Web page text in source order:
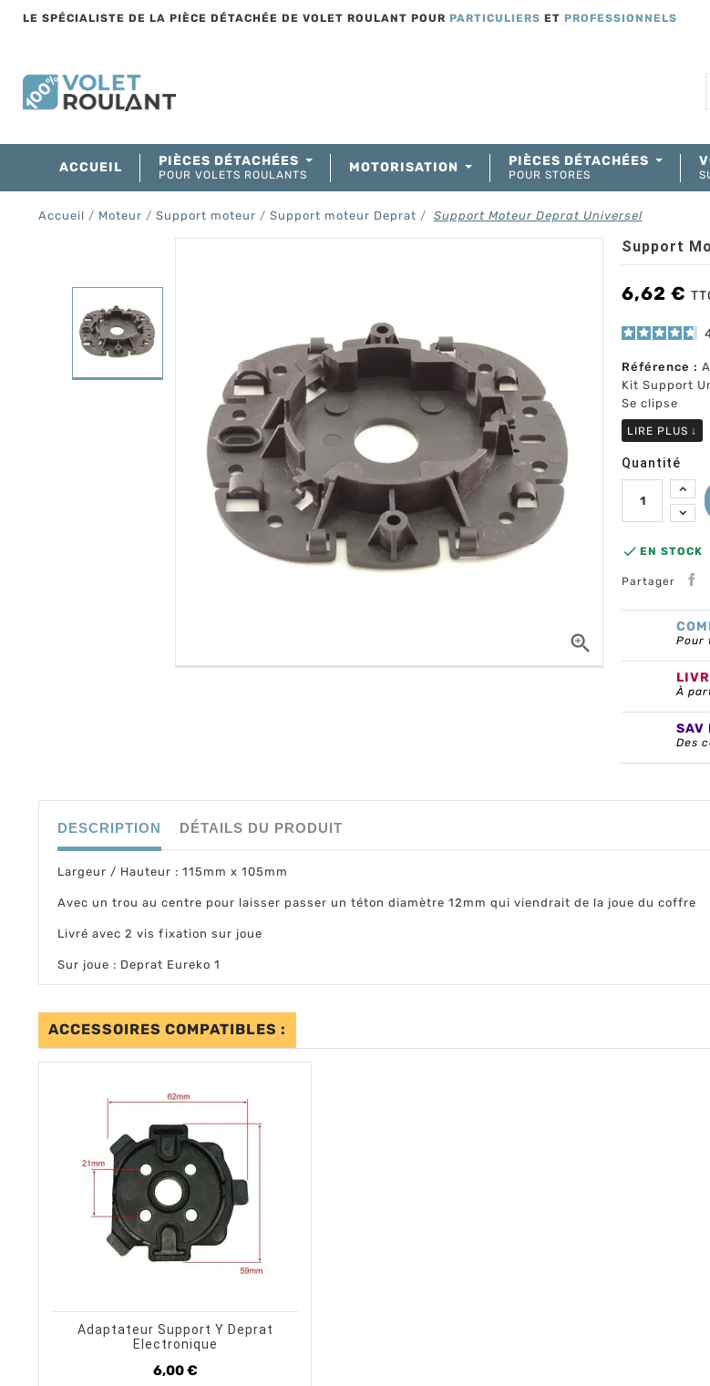
LE SPÉCIALISTE DE LA PIÈCE DÉTACHÉE DE VOLET ROULANT POUR PARTICULIERS ET PROFESSIONNELS
ACCUEIL PIÈCES DÉTACHÉES
POUR VOLETS ROULANTS MOTORISATION PIÈCES DÉTACHÉES
POUR STORES
Accueil Moteur Support moteur Support moteur Deprat Support Moteur Deprat Universel

Support
6,62 €
Référence :
Kit Support
Se clipse
LIRE PLUS ↓
Quantité
 EN STOCK
Partager
Pour
À
SAV
Des
DESCRIPTION DÉTAILS DU PRODUIT
Largeur / Hauteur : 115mm x 105mm
Avec un trou au centre pour laisser passer un téton diamètre 12mm qui viendrait de la joue du coffre
Livré avec 2 vis fixation sur joue
Sur joue : Deprat Eureko 1
ACCESSOIRES COMPATIBLES :
Adaptateur Support Y Deprat
Electronique
6,00 €
Prix